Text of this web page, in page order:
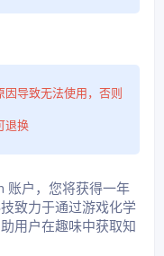
导致无法使用，否则
退换
账户，您将获得一年
致力于通过游戏化学
用户在趣味中获取知